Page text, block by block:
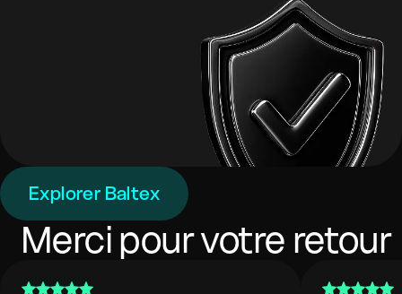
Explorer Baltex
Merci pour votre retour